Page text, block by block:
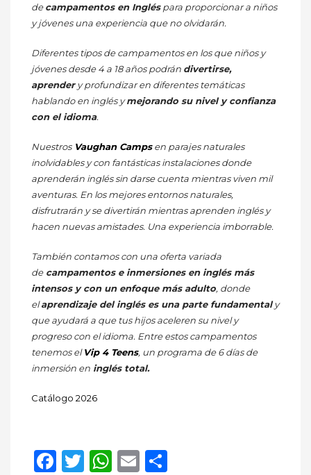
decampamentos en Ingléspara proporcionar a niños
y jóvenes una experiencia que no olvidarán.
Diferentes tipos de campamentos en los que niños y
jóvenes desde 4 a 18 años podrán divertirse,
aprendery profundizar en diferentes temáticas
hablando en inglés ymejorando su nivel y confianza
con el idioma.
Nuestros Vaughan Campsen parajes naturales
inolvidables y con fantásticas instalaciones donde
aprenderán inglés sin darse cuenta mientras viven mil
aventuras. En los mejores entornos naturales,
disfrutrarán y se divertirán mientras aprenden inglés y
hacen nuevas amistades. Una experiencia imborrable.
También contamos con una oferta variada
decampamentos e inmersiones en inglés más
intensos y con un enfoque más adulto, donde
elaprendizaje del inglés es una parte fundamentaly
que ayudará a que tus hijos aceleren su nivel y
progreso con el idioma. Entre estos campamentos
tenemos elVip 4 Teens, un programa de 6 días de
inmersión en inglés total.
Catálogo 2026
Facebook
Twitter
WhatsApp
Email